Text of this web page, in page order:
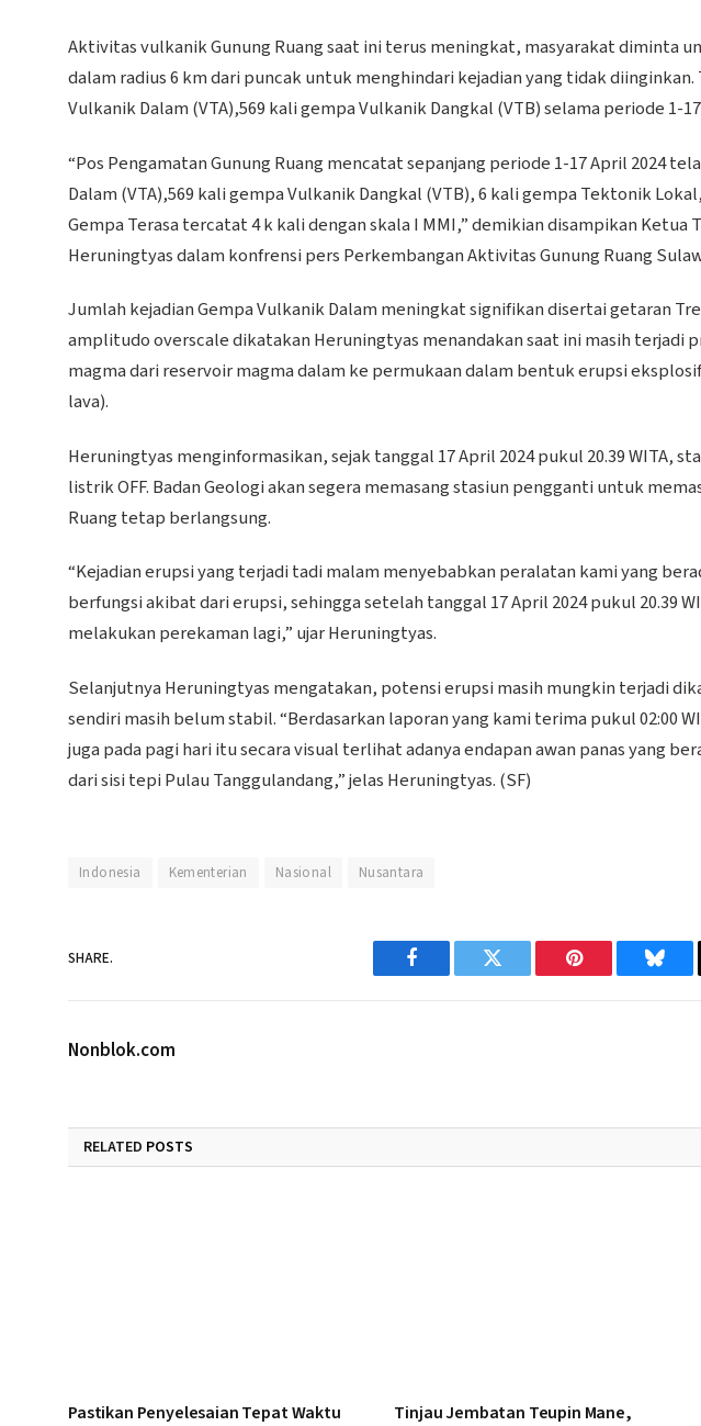
Aktivitas vulkanik Gunung Ruang saat ini terus meningkat, masyarakat diminta
dalam radius 6 km dari puncak untuk menghindari kejadian yang tidak
Vulkanik Dalam (VTA),569 kali gempa Vulkanik Dangkal (VTB) selama periode 1-
“Pos Pengamatan Gunung Ruang mencatat sepanjang periode 1-17 April 2024
Dalam (VTA),569 kali gempa Vulkanik Dangkal (VTB), 6 kali gempa Tektonik
Gempa Terasa tercatat 4 k kali dengan skala I MMI,” demikian disampikan Ketua
Heruningtyas dalam konfrensi pers Perkembangan Aktivitas Gunung Ruang
Jumlah kejadian Gempa Vulkanik Dalam meningkat signifikan disertai getaran
amplitudo overscale dikatakan Heruningtyas menandakan saat ini masih terjadi
magma dari reservoir magma dalam ke permukaan dalam bentuk erupsi
lava).
Heruningtyas menginformasikan, sejak tanggal 17 April 2024 pukul 20.39 WITA,
listrik OFF. Badan Geologi akan segera memasang stasiun pengganti untuk
Ruang tetap berlangsung.
“Kejadian erupsi yang terjadi tadi malam menyebabkan peralatan kami yang
berfungsi akibat dari erupsi, sehingga setelah tanggal 17 April 2024 pukul 20.39
melakukan perekaman lagi,” ujar Heruningtyas.
Selanjutnya Heruningtyas mengatakan, potensi erupsi masih mungkin terjadi
sendiri masih belum stabil. “Berdasarkan laporan yang kami terima pukul 02:00
juga pada pagi hari itu secara visual terlihat adanya endapan awan panas yang
dari sisi tepi Pulau Tanggulandang,” jelas Heruningtyas. (SF)
Indonesia Kementerian Nasional Nusantara
SHARE.
Facebook Twitter Pinterest
Nonblok.com
RELATED POSTS
Pastikan Penyelesaian Tepat Waktu
Tinjau Jembatan Teupin Mane,